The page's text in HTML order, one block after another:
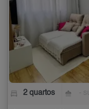
2 quartos